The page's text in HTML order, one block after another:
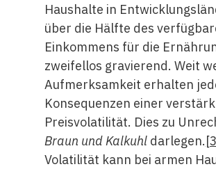
Haushalte in
über die Hälfte des
Einkommens für die
zweifellos gravierend. Weit
Aufmerksamkeit erhalten
Konsequenzen einer
Preisvolatilität. Dies zu
Braun und Kalkuhldarlegen.
Volatilität kann bei armen